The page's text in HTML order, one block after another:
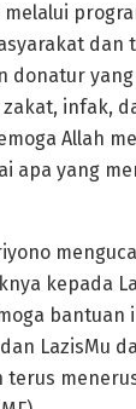
dan
donatur
infak,
Allah
apa yang
kepada
LazisMu
terus